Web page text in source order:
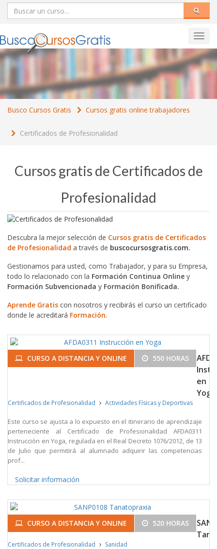
Busco Cursos Gratis Cursos gratis online trabajadores
Certificados de Profesionalidad
Cursos gratis de Certificados de
Profesionalidad
Descubra la mejor selección de Cursos gratis de Certificados
de Profesionalidad a través de buscocursosgratis.com.
Gestionamos para usted, como Trabajador, y para su Empresa,
todo lo relacionado con la Formación Continua Online y
Formación Subvencionada y Formación Bonificada.
Aprende Gratis con nosotros y recibirás el curso un certificado
donde le acreditará Formación.
CURSO A DISTANCIA Y ONLINE 550 HORAS
en
Yoga
Certificados de Profesionalidad Actividades Físicas y Deportivas
Este curso se ajusta a lo expuesto en el itinerario de aprendizaje
perteneciente al Certificado de Profesionalidad AFDA0311
Instrucción en Yoga, regulada en el Real Decreto 1076/2012, de 13
de Julio que permitirá al alumnado adquirir las competencias
prof...
Solicitar información
CURSO A DISTANCIA Y ONLINE 520 HORAS
Certificados de Profesionalidad Sanidad